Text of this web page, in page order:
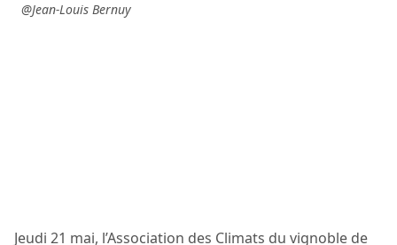
@Jean-Louis Bernuy
Jeudi 21 mai, l’Association des Climats du vignoble de